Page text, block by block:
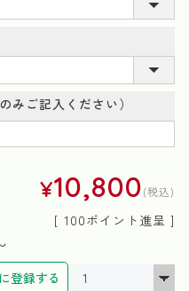
みご記入ください）
¥10,800 税込
[ 100ポイント進呈 ]
登録する